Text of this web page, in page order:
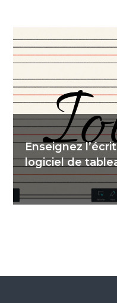
Enseignez
logiciel de